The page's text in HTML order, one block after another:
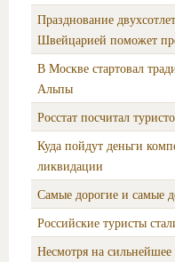
Празднование
Швейцарией поможет
В Москве стартовал
Альпы
Росстат посчитал
Куда пойдут деньги
ликвидации
Самые дорогие и самые
Российские туристы
Несмотря на